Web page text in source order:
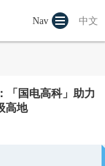
中文
Nav
「国电高科」助力
高地